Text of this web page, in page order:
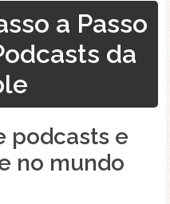
a Passo
da
podcasts e
no mundo